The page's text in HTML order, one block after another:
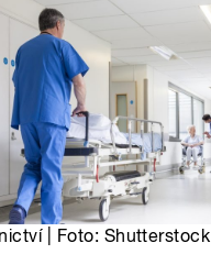
| Foto: Shutterstock